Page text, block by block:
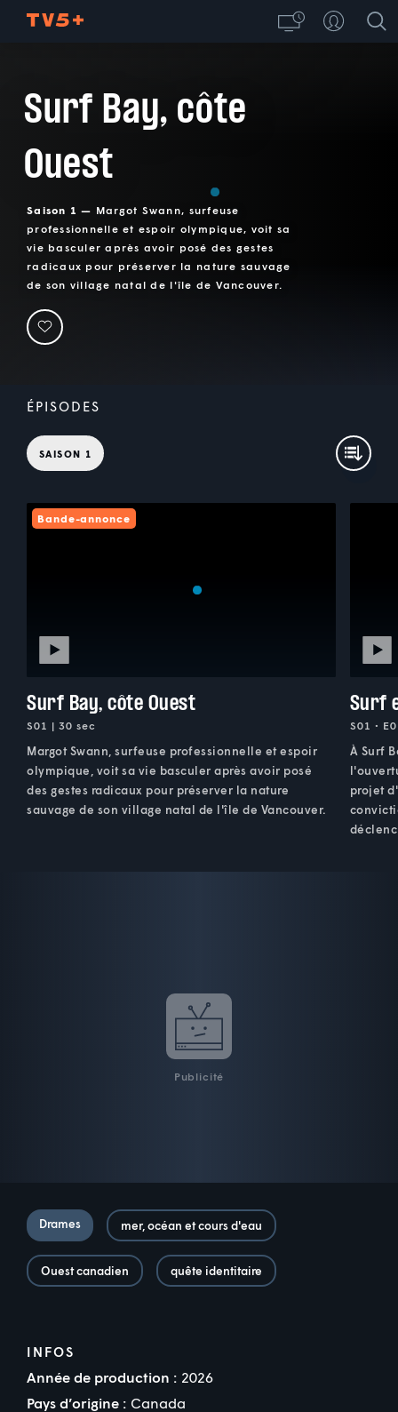
Surf Bay, côte
Ouest
Saison 1 — Margot Swann, surfeuse
professionnelle et espoir olympique, voit sa
vie basculer après avoir posé des gestes
radicaux pour préserver la nature sauvage
de son village natal de l'île de Vancouver.
ÉPISODES
SAISON 1
Bande-annonce
Surf Bay, côte Ouest
S01 | 30 sec
Margot Swann, surfeuse professionnelle et espoir
olympique, voit sa vie basculer après avoir posé
des gestes radicaux pour préserver la nature
sauvage de son village natal de l'île de Vancouver.
Surf
S01 •
À Surf
projet
Publicité
Drames mer, océan et cours d'eau
Ouest canadien quête identitaire
INFOS
Année de production : 2026
Pays d’origine : Canada